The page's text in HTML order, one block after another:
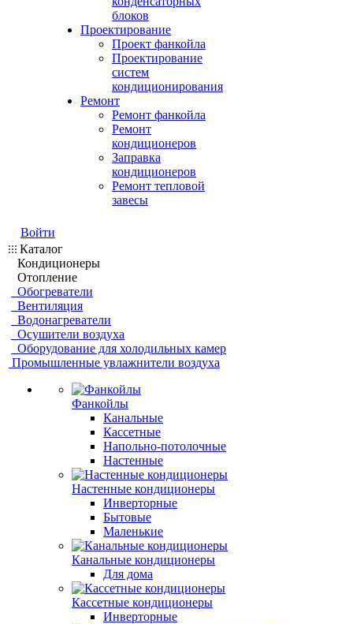
блоков
Проектирование
Проект фанкойла
Проектирование
систем
кондиционирования
Ремонт
Ремонт фанкойла
Ремонт
кондиционеров
Заправка
кондиционеров
Ремонт тепловой
завесы
Войти
Каталог
Кондиционеры
Отопление
Обогреватели
Вентиляция
Водонагреватели
Осушители воздуха
Оборудование для холодильных камер
Промышленные увлажнители воздуха
Фанкойлы
Канальные
Кассетные
Напольно-потолочные
Настенные
Настенные кондиционеры
Инверторные
Бытовые
Маленькие
Канальные кондиционеры
Для дома
Кассетные кондиционеры
Инверторные